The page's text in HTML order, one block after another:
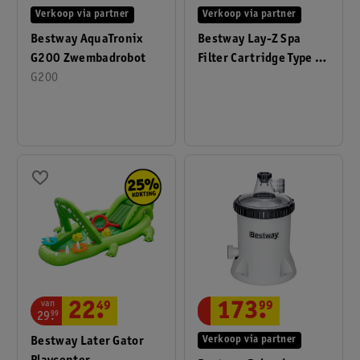
Bestway AquaTronix
G200 Zwembadrobot
G200
Verkoop via partner
Bestway Lay-Z Spa
Filter Cartridge Type VI
Verkoop via partner
Bestway Later Gator
van
29.
99 22.
49
Verkoop via partner
173.
99